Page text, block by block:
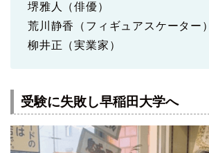
堺雅人（俳優）
荒川静香（フィギュアスケーター）
柳井正（実業家）
受験に失敗し早稲田大学へ